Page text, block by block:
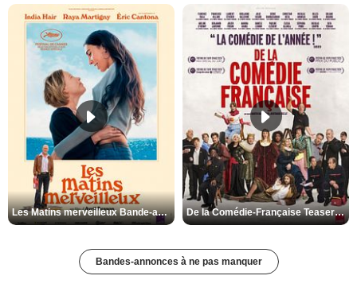
Les Matins merveilleux Bande-annonce VF De la Comédie-Française Teaser VF
Bandes-annonces à ne pas manquer